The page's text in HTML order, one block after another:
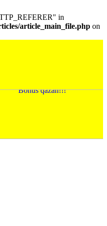
in
article_main_file.php on